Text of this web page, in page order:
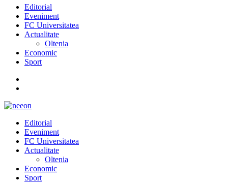
Editorial
Eveniment
FC Universitatea
Actualitate
Oltenia
Economic
Sport
Editorial
Eveniment
FC Universitatea
Actualitate
Oltenia
Economic
Sport